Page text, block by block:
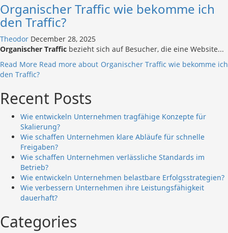
Organischer Traffic wie bekomme ich
den Traffic?
Theodor December 28, 2025
Organischer Traffic bezieht sich auf Besucher, die eine Website...
Read More Read more about Organischer Traffic wie bekomme ich
den Traffic?
Recent Posts
Wie entwickeln Unternehmen tragfähige Konzepte für
Skalierung?
Wie schaffen Unternehmen klare Abläufe für schnelle
Freigaben?
Wie schaffen Unternehmen verlässliche Standards im
Betrieb?
Wie entwickeln Unternehmen belastbare Erfolgsstrategien?
Wie verbessern Unternehmen ihre Leistungsfähigkeit
dauerhaft?
Categories